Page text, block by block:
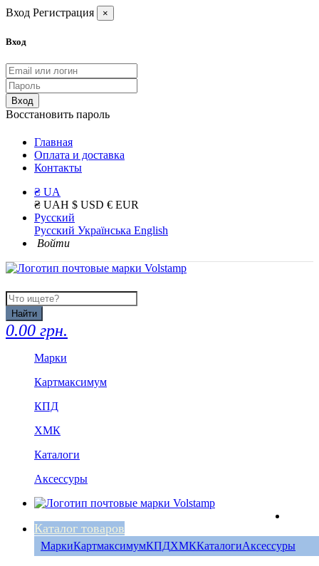
Вход Регистрация ×
Вход
Вход
Восстановить пароль
Главная
Оплата и доставка
Контакты
₴ UA
₴ UAH $ USD € EUR
Русский
Русский Українська English
Войти
Найти
0.00 грн.
Марки
Картмаксимум
КПД
ХМК
Каталоги
Аксессуры
Каталог товаров
МаркиКартмаксимумКПДХМККаталогиАксессуры